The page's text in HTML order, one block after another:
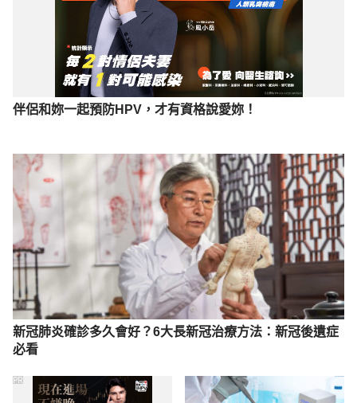
COVID. WCM
Newsroom. https://news.weill.cornell.edu/news/202
2/12/study-identifies-four-major-subtypes-of-long-
Accessed January 9, 2023.
Davis HE, Assaf GS, McCorkell L, et al.
eClinicalMedicine . 2021;38:101019.
doi:10.1016/j.eclinm.2021.101019
Understanding post-COVID-19 symptoms and
“long COVID.”
Healthdirect.gov.au. https://www.healthdirect.gov.au
/covid-19/post-covid-symptoms-long-covid
Published 2022. Accessed January 9, 2023.
擺脫「長新冠」病毒的後遺症（仁愛醫療財團法人台
中仁愛醫院）https://www.jah.org.tw/news/index-
1.asp?m=9&m1=7&m2=71&id=3134 Accessed
October 20, 2023
伴侶和妳一起預防HPV，才有資格說愛妳！
新冠肺炎確診多久會好？6大長新冠治療方法：新冠後遺症
必看
PR